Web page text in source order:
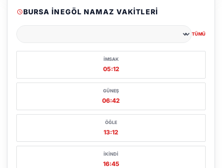
BURSA İNEGÖL NAMAZ VAKITLERI
TÜMÜ
İMSAK
05:12
GÜNEŞ
06:42
ÖĞLE
13:12
İKINDI
16:45